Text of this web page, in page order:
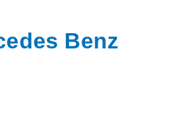
Benz